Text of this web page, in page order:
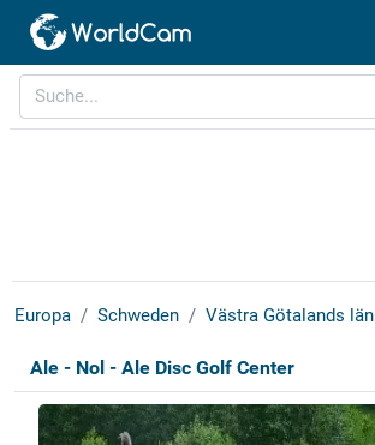
Europa Schweden Västra Götalands län
Ale - Nol - Ale Disc Golf Center